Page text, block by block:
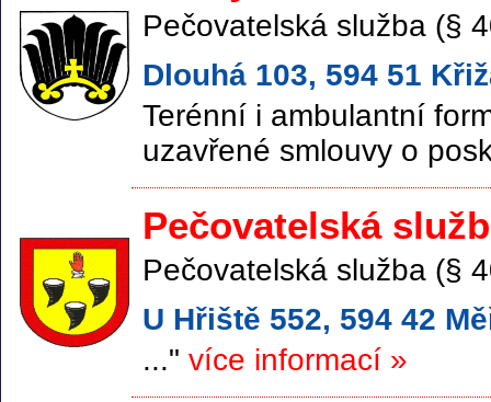
Pečovatelská služba (§
Dlouhá 103, 594 51
Terénní i ambulantní
uzavřené smlouvy o
Pečovatelská
Pečovatelská služba (§
U Hřiště 552, 594 42
..." více informací »